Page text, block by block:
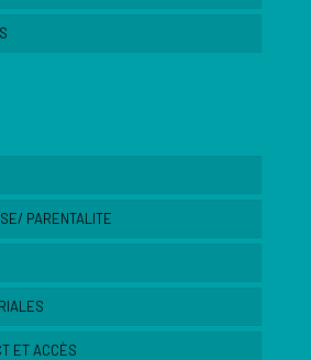
PARENTALITE
ET ACCÈS